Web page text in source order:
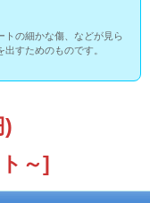
の細かな傷、などが見ら
すためのものです。
)
～]